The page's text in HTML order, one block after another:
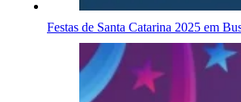
Festas de Santa Catarina 2025 em